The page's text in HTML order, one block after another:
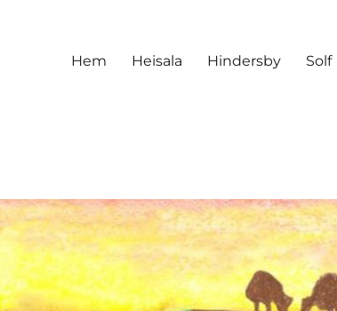
Hem Heisala Hindersby Solf